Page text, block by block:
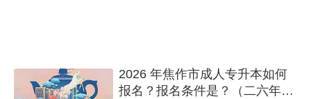
2026 年焦作市成人专升本如何
报名？报名条件是？（二六年最